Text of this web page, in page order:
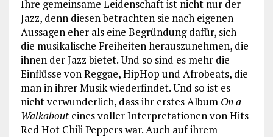
Ihre gemeinsame Leidenschaft ist nicht nur der
Jazz, denn diesen betrachten sie nach eigenen
Aussagen eher als eine Begründung dafür, sich
die musikalische Freiheiten herauszunehmen, die
ihnen der Jazz bietet. Und so sind es mehr die
Einflüsse von Reggae, HipHop und Afrobeats, die
man in ihrer Musik wiederfindet. Und so ist es
nicht verwunderlich, dass ihr erstes Album On a
Walkabouteines voller Interpretationen von Hits
Red Hot Chili Peppers war. Auch auf ihrem